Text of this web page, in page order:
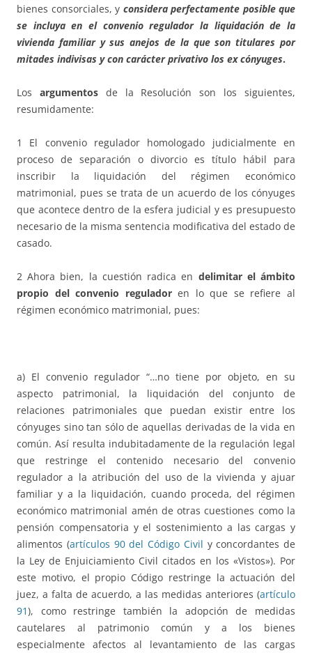
bienes consorciales, y considera perfectamente posible que
se incluya en el convenio regulador la liquidación de la
vivienda familiar y sus anejos de la que son titulares por
mitades indivisas y con carácter privativo los ex cónyuges.
Los argumentosde la Resolución son los siguientes,
resumidamente:
1 El convenio regulador homologado judicialmente en
proceso de separación o divorcio es título hábil para
inscribir la liquidación del régimen económico
matrimonial, pues se trata de un acuerdo de los cónyuges
que acontece dentro de la esfera judicial y es presupuesto
necesario de la misma sentencia modificativa del estado de
casado.
2 Ahora bien, la cuestión radica en delimitar el ámbito
propio del convenio reguladoren lo que se refiere al
régimen económico matrimonial, pues:
a) El convenio regulador “…no tiene por objeto, en su
aspecto patrimonial, la liquidación del conjunto de
relaciones patrimoniales que puedan existir entre los
cónyuges sino tan sólo de aquellas derivadas de la vida en
común. Así resulta indubitadamente de la regulación legal
que restringe el contenido necesario del convenio
regulador a la atribución del uso de la vivienda y ajuar
familiar y a la liquidación, cuando proceda, del régimen
económico matrimonial amén de otras cuestiones como la
pensión compensatoria y el sostenimiento a las cargas y
alimentos (artículos 90 del Código Civil y concordantes de
la Ley de Enjuiciamiento Civil citados en los «Vistos»). Por
este motivo, el propio Código restringe la actuación del
juez, a falta de acuerdo, a las medidas anteriores (artículo
91), como restringe también la adopción de medidas
cautelares al patrimonio común y a los bienes
especialmente afectos al levantamiento de las cargas